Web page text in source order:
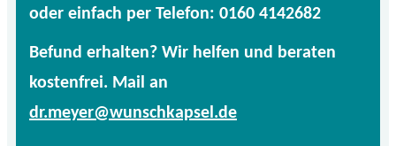
oder einfach per Telefon: 0160 4142682
Befund erhalten? Wir helfen und beraten
kostenfrei. Mail an
dr.meyer@wunschkapsel.de